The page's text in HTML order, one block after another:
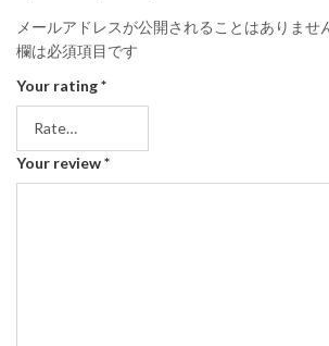
メールアドレスが公開されることはありませ
欄は必須項目です
Your rating*
Your review*